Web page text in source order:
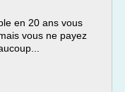
en 20 ans vous
vous ne payez